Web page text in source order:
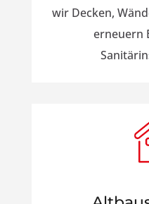
wir Decken,
erneuern